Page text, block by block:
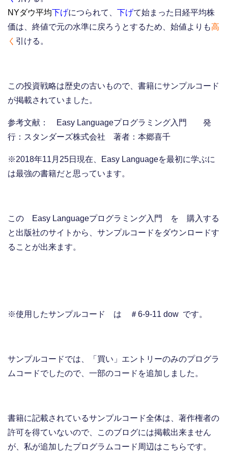
NYダウ平均 下げにつられて、 下げて始まった日経平均株
価は、終値で元の水準に戻ろうとするため、始値よりも高
く 引ける。
この投資戦略は歴史の古いもので、書籍にサンプルコード
が掲載されていました。
参考文献： Easy Languageプログラミング入門 発
行：スタンダーズ株式会社 著者：本郷喜千
※2018年11月25日現在、Easy Languageを最初に学ぶに
は最強の書籍だと思っています。
この Easy Languageプログラミング入門 を 購入する
と出版社のサイトから、サンプルコードをダウンロードす
ることが出来ます。
※使用したサンプルコード は ＃6-9-11 dow です。
サンプルコードでは、「買い」エントリーのみのプログラ
ムコードでしたので、一部のコードを追加しました。
書籍に記載されているサンプルコード全体は、著作権者の
許可を得ていないので、このブログには掲載出来ません
が、私が追加したプログラムコード周辺はこちらです。